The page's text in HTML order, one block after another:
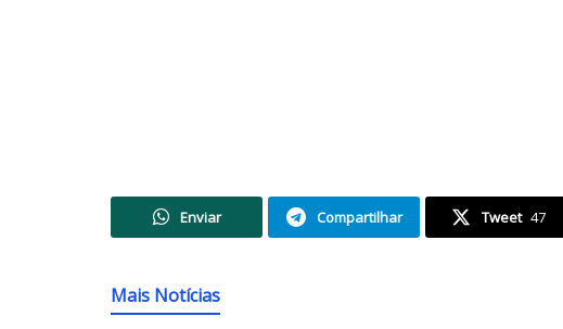
Enviar Compartilhar Tweet 47
Mais Notícias